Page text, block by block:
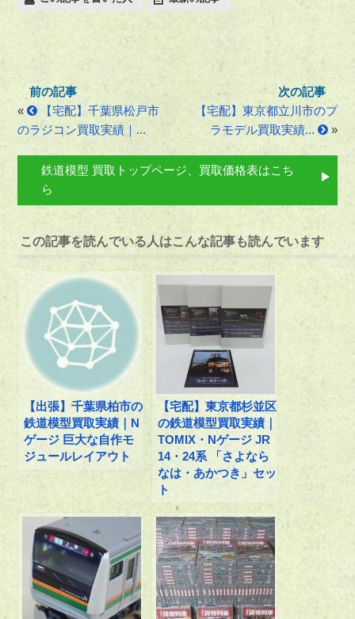
«
【宅配】千葉県松戸市
のラジコン買取実績｜...
【宅配】東京都立川市のプ
ラモデル買取実績...
»
鉄道模型 買取トップページ、買取価格表はこち
ら
この記事を読んでいる人はこんな記事も読んでいます
【出張】千葉県柏市の
鉄道模型買取実績｜N
ゲージ 巨大な自作モ
ジュールレイアウト
【宅配】東京都杉並区
の鉄道模型買取実績｜
TOMIX・Nゲージ JR
14・24系 「さよなら
なは・あかつき」セッ
ト